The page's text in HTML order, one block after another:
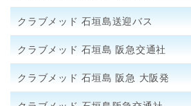
クラブメッド 石垣島送迎バス
クラブメッド 石垣島 阪急交通社
クラブメッド 石垣島 阪急 大阪発